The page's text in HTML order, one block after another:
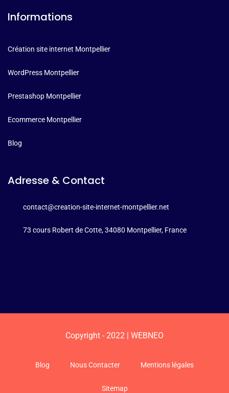
Informations
Création site internet Montpellier
WordPress Montpellier
Prestashop Montpellier
Ecommerce Montpellier
Blog
Adresse & Contact
contact@creation-site-internet-montpellier.net
73 cours Robert de Cotte, 34080 Montpellier, France
Copyright - 2022 | WEBNEO
Blog Nous Contacter Mentions légales
Sitemap